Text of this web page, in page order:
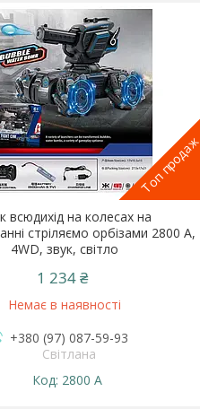
Топ продаж
всюдихід на колесах на
стріляємо орбізами 2800 A,
4WD, звук, світло
1 234 ₴
Немає в наявності
+380 (97) 087-59-93
Світлана
2800 A